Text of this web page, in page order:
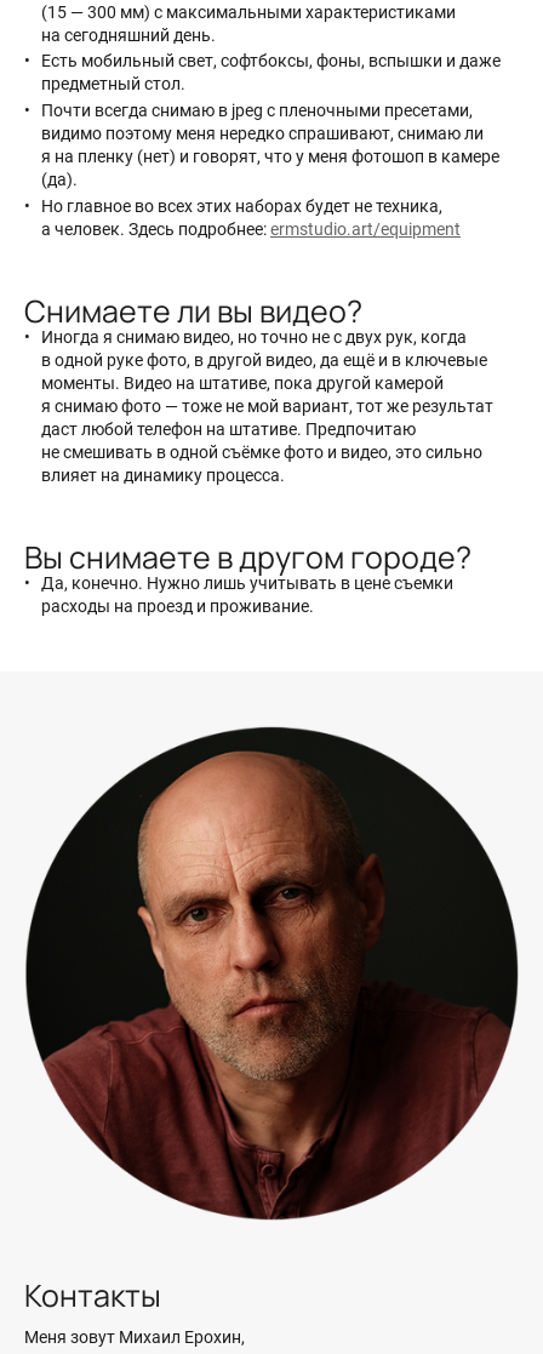
(15 — 300 мм) с максимальными характеристиками
на сегодняшний день.
Есть мобильный свет, софтбоксы, фоны, вспышки и даже
предметный стол.
Почти всегда снимаю в jpeg с пленочными пресетами,
видимо поэтому меня нередко спрашивают, снимаю ли
я на пленку (нет) и говорят, что у меня фотошоп в камере
(да).
Но главное во всех этих наборах будет не техника,
а человек. Здесь подробнее:ermstudio.art/equipment
Снимаете ли вы видео?
Иногда я снимаю видео, но точно не с двух рук, когда
в одной руке фото, в другой видео, да ещё и в ключевые
моменты. Видео на штативе, пока другой камерой
я снимаю фото — тоже не мой вариант, тот же результат
даст любой телефон на штативе. Предпочитаю
не смешивать в одной съёмке фото и видео, это сильно
влияет на динамику процесса.
Вы снимаете в другом городе?
Да, конечно. Нужно лишь учитывать в цене съемки
расходы на проезд и проживание.
Контакты
Меня зовут Михаил Ерохин,